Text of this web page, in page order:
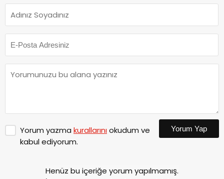
Yorum yazma kurallarınıokudum ve
kabul ediyorum.
Yorum Yap
Henüz bu içeriğe yorum yapılmamış.